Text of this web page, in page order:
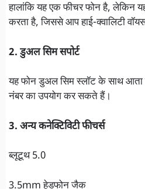
हालांकि यह एक फीचर फोन है, लेकिन
करता है, जिससे आप हाई-क्वालिटी
2. डुअल सिम सपोर्ट
यह फोन डुअल सिम स्लॉट के साथ
नंबर का उपयोग कर सकते हैं।
3. अन्य कनेक्टिविटी फीचर्स
ब्लूटूथ 5.0
3.5mm हेडफोन जैक